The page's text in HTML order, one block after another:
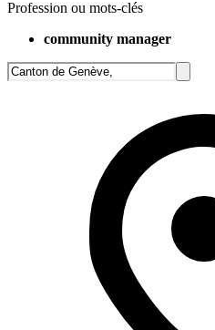
Profession ou mots-clés
community manager